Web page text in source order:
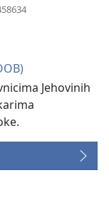
Jehovinih